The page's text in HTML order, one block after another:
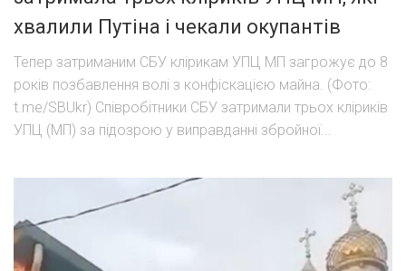
хвалили Путіна і чекали окупантів
Тепер затриманим СБУ клірикам УПЦ МП загрожує до 8
років позбавлення волі з конфіскацією майна. (Фото:
t.me/SBUkr) Співробітники СБУ затримали трьох кліриків
УПЦ (МП) за підозрою у виправданні збройної...